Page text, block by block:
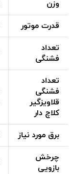
وزن
قدرت موتور
تعداد
فشنگی
تعداد
فشنگی
قلاویزگیر
کلاچ دار
برق مورد نیاز
چرخش
بازویی